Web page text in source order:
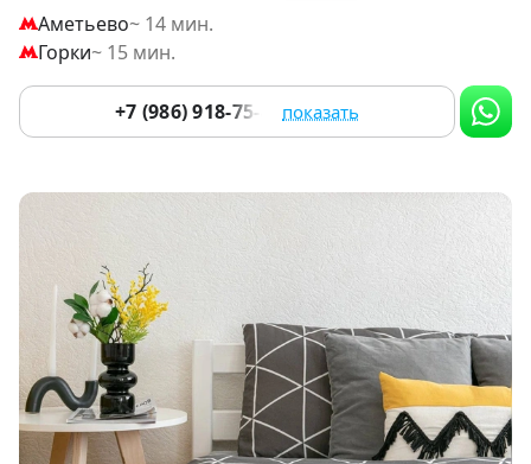
Аметьево~ 14 мин.
Горки~ 15 мин.
+7 (986) 918-75-46 показать